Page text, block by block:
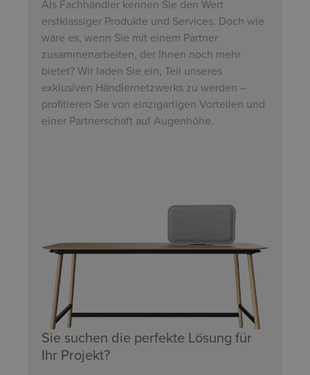
Als Fachhändler kennen Sie den Wert
erstklassiger Produkte und Services. Doch wie
wäre es, wenn Sie mit einem Partner
zusammenarbeiten, der Ihnen noch mehr
bietet? Wir laden Sie ein, Teil unseres
exklusiven Händlernetzwerks zu werden –
profitieren Sie von einzigartigen Vorteilen und
einer Partnerschaft auf Augenhöhe.
Sie suchen die perfekte Lösung für
Ihr Projekt?